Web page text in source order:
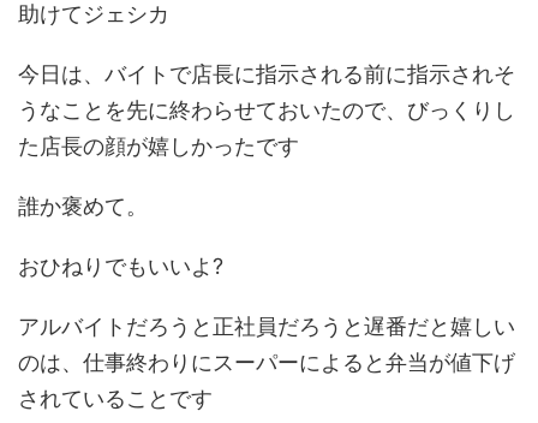
助けてジェシカ
今日は、バイトで店長に指示される前に指示されそ
うなことを先に終わらせておいたので、びっくりし
た店長の顔が嬉しかったです
誰か褒めて。
おひねりでもいいよ?
アルバイトだろうと正社員だろうと遅番だと嬉しい
のは、仕事終わりにスーパーによると弁当が値下げ
されていることです